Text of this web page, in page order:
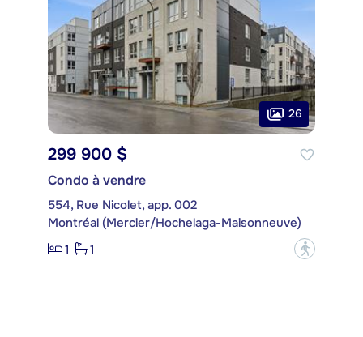
26
299 900 $
Condo à vendre
554, Rue Nicolet, app. 002
Montréal (Mercier/Hochelaga-Maisonneuve)
1
1 ?